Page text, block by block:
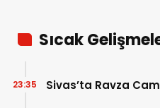
Sıcak
Sivas’ta Ravza
23:35